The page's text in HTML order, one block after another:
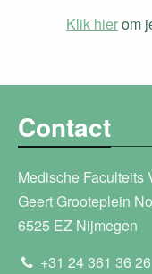
Klik hierom
Contact
Medische Faculteits
Geert Grooteplein
6525 EZ Nijmegen
+31 24 361 36 26